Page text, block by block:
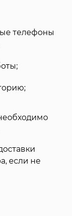
телефоны
если не